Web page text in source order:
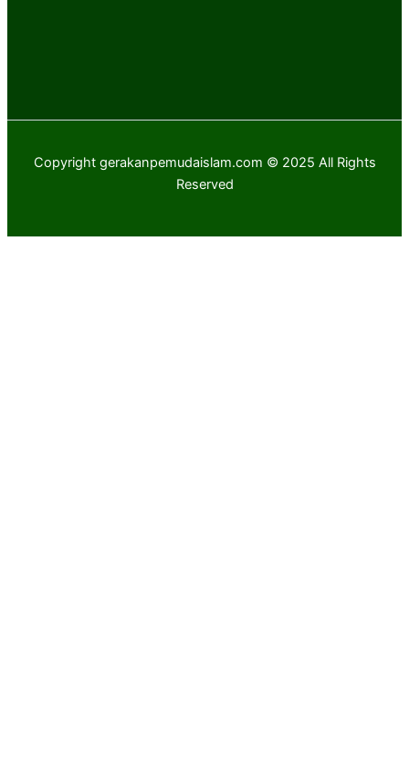
Copyright gerakanpemudaislam.com © 2025 All Rights
Reserved